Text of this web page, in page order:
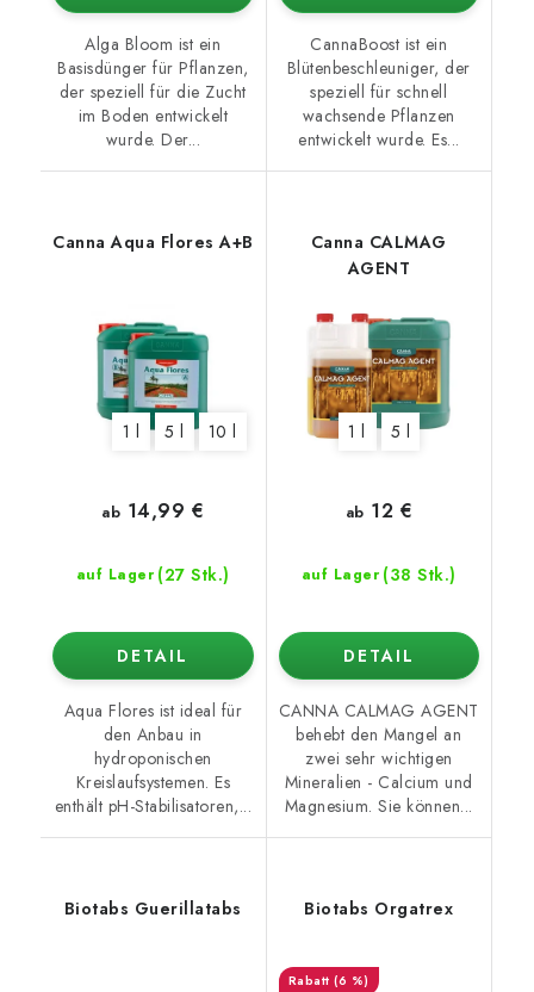
Alga Bloom ist ein
Basisdünger für Pflanzen,
der speziell für die Zucht
im Boden entwickelt
wurde. Der...
CannaBoost ist ein
Blütenbeschleuniger, der
speziell für schnell
wachsende Pflanzen
entwickelt wurde. Es...
Canna Aqua Flores A+B
1 l 5 l 10 l
auf Lager (27 Stk.)
ab 14,99 €
DETAIL
Aqua Flores ist ideal für
den Anbau in
hydroponischen
Kreislaufsystemen. Es
enthält pH-Stabilisatoren,...
Canna CALMAG
AGENT
1 l 5 l
auf Lager (38 Stk.)
ab 12 €
DETAIL
CANNA CALMAG AGENT
behebt den Mangel an
zwei sehr wichtigen
Mineralien - Calcium und
Magnesium. Sie können...
Biotabs Guerillatabs Biotabs Orgatrex
(6 %)